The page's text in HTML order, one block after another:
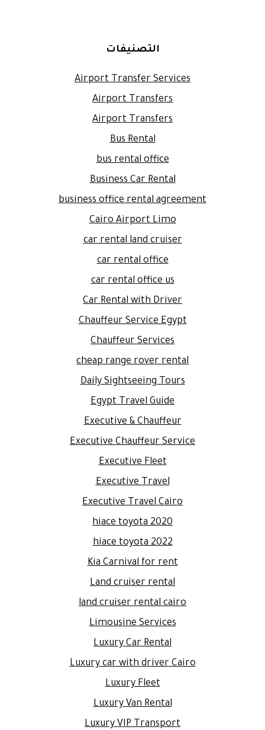
التصنيفات
Airport Transfer Services
Airport Transfers
Airport Transfers
Bus Rental
bus rental office
Business Car Rental
business office rental agreement
Cairo Airport Limo
car rental land cruiser
car rental office
car rental office us
Car Rental with Driver
Chauffeur Service Egypt
Chauffeur Services
cheap range rover rental
Daily Sightseeing Tours
Egypt Travel Guide
Executive & Chauffeur
Executive Chauffeur Service
Executive Fleet
Executive Travel
Executive Travel Cairo
hiace toyota 2020
hiace toyota 2022
Kia Carnival for rent
Land cruiser rental
land cruiser rental cairo
Limousine Services
Luxury Car Rental
Luxury car with driver Cairo
Luxury Fleet
Luxury Van Rental
Luxury VIP Transport